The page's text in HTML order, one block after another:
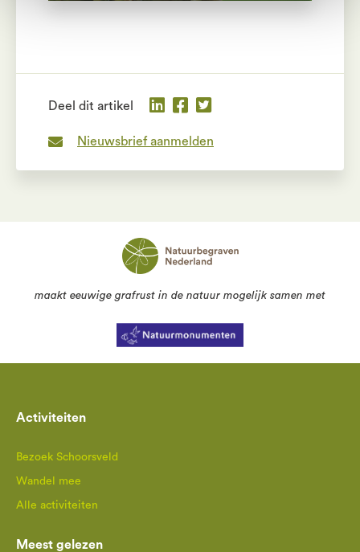
Deel dit artikel
Nieuwsbrief aanmelden
maakt eeuwige grafrust in de natuur mogelijk samen met
Activiteiten
Bezoek Schoorsveld
Wandel mee
Alle activiteiten
Meest gelezen